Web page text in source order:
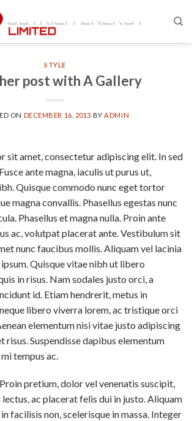
STYLE
post with A Gallery
ON DECEMBER 16, 2013 BY ADMIN
sit amet, consectetur adipiscing elit. In sed
ante magna, iaculis ut purus ut,
Quisque commodo nunc eget tortor
magna convallis. Phasellus egestas nunc
Phasellus et magna nulla. Proin ante
ac, volutpat placerat ante. Vestibulum sit
nunc faucibus mollis. Aliquam vel lacinia
Quisque vitae nibh ut libero
in risus. Nam sodales justo orci, a
id. Etiam hendrerit, metus in
libero viverra lorem, ac tristique orci
elementum nisi vitae justo adipiscing
risus. Suspendisse dapibus elementum
tempus ac.
pretium, dolor vel venenatis suscipit,
ac placerat felis dui in justo. Aliquam
facilisis non, scelerisque in massa. Integer